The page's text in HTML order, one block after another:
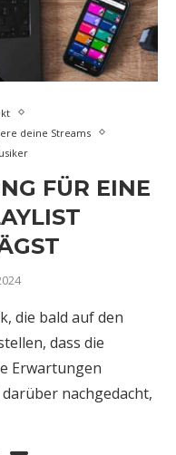
deine Streams
FÜR EINE
die bald auf den
dass die
Erwartungen
nachgedacht,